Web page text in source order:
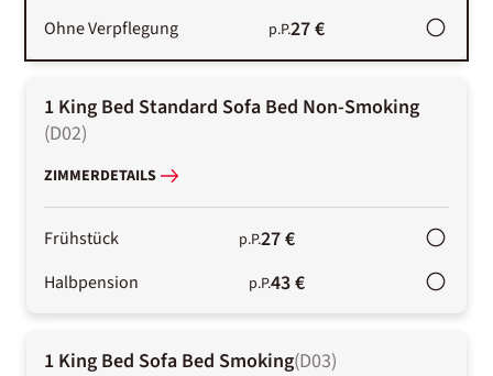
Ohne Verpflegung p.P.27 €
1 King Bed Standard Sofa Bed Non-Smoking
(D02)
ZIMMERDETAILS
Frühstück p.P.27 €
Halbpension p.P.43 €
1 King Bed Sofa Bed Smoking(D03)